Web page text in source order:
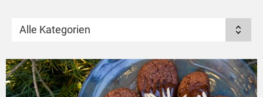
Alle Kategorien